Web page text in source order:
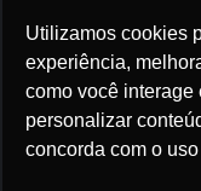
Utilizamos cookies
experiência,
como você interage
personalizar
concorda com o